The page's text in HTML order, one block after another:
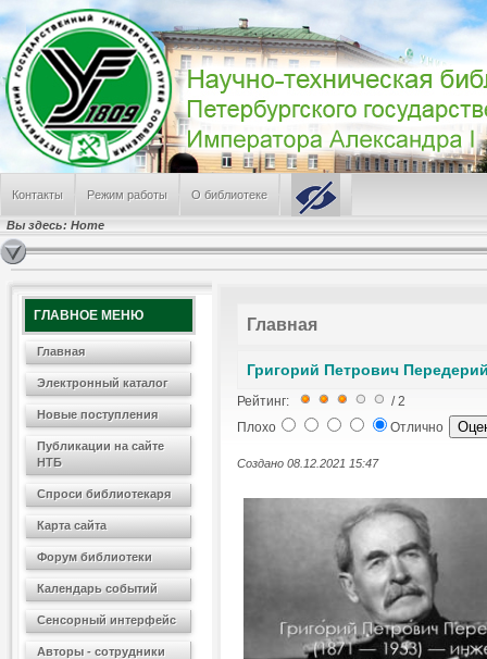
Контакты Режим работы О библиотеке
Вы здесь: Home
Пресса о ПГУПС (дайджест СМИ за июль 2026 г.)
День железнодорожника
ПГУПС заслужил грант в Федеральном конкурсе
Режим работы НТБ летом 2026 года
В поиске альма-матер
САМЫЕ ПОПУЛЯРНЫЕ
Режим работы отделов Научно-технической библиотеки
Электронные Ресурсы
Информация о библиотеке
Лабораторная работа по физике № 100
ГЛАВНОЕ МЕНЮ
Главная
Электронный каталог
Новые поступления
Публикации на сайте
НТБ
Спроси библиотекаря
Карта сайта
Форум библиотеки
Календарь событий
Сенсорный интерфейс
Авторы - сотрудники
Главная
Григорий Петрович
Рейтинг:
/ 2
Плохо
Отлично
Создано 08.12.2021 15:47